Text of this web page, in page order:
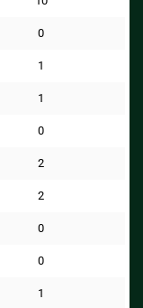
0
1
1
0
2
2
0
0
1